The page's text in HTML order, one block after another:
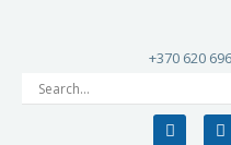
+370 620